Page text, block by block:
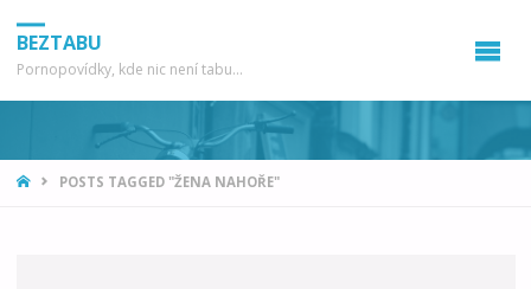
BEZTABU
Pornopovídky, kde nic není tabu...
HOMEPOSTS TAGGED "ŽENA NAHOŘE"